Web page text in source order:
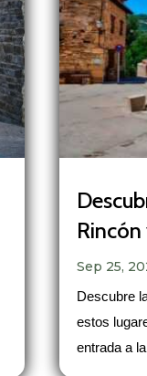
Sep 25,
Descubre
estos
entrada a